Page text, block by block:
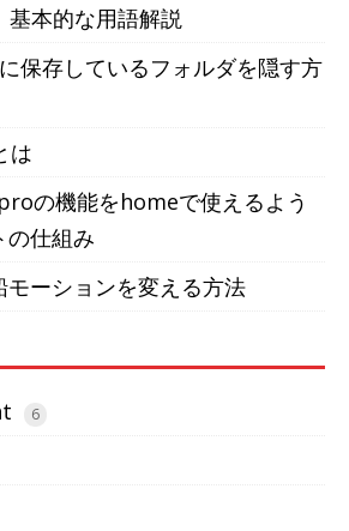
基本的な用語解説
保存しているフォルダを隠す方
は
の機能をhomeで使えるよう
の仕組み
モーションを変える方法
6